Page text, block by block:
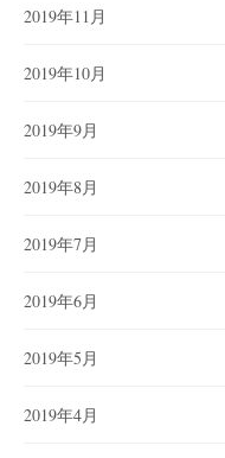
2019年11月
2019年10月
2019年9月
2019年8月
2019年7月
2019年6月
2019年5月
2019年4月